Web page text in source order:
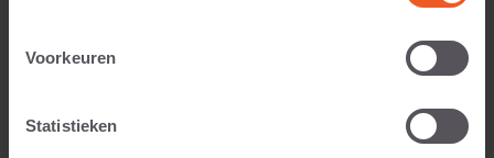
Voorkeuren
Statistieken
Toepasbaar voor: